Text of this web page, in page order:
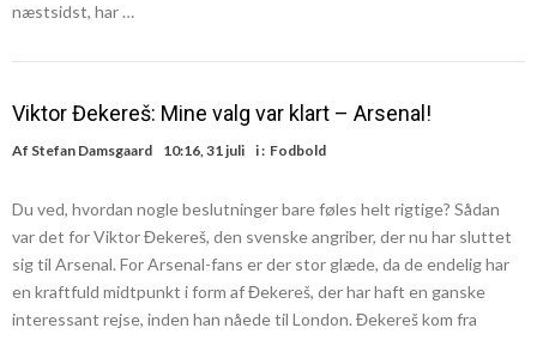
næstsidst, har …
Viktor Đekereš: Mine valg var klart – Arsenal!
Af Stefan Damsgaard 10:16, 31 juli i : Fodbold
Du ved, hvordan nogle beslutninger bare føles helt rigtige? Sådan
var det for Viktor Đekereš, den svenske angriber, der nu har sluttet
sig til Arsenal. For Arsenal-fans er der stor glæde, da de endelig har
en kraftfuld midtpunkt i form af Đekereš, der har haft en ganske
interessant rejse, inden han nåede til London. Đekereš kom fra